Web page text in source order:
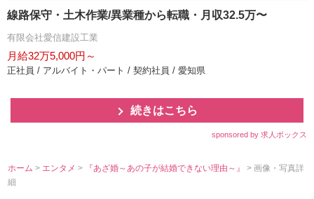
線路保守・土木作業/異業種から転職・月収32.5万〜
有限会社愛信建設工業
月給32万5,000円～
正社員 / アルバイト・パート / 契約社員 / 愛知県
続きはこちら
sponsored by 求人ボックス
ホーム > エンタメ> 『あざ婚～あの子が結婚できない理由～』> 画像・写真詳
細